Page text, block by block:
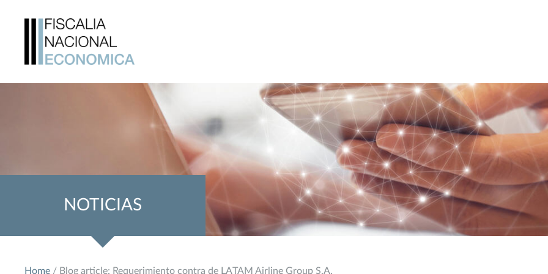
NOTICIAS
Home / Blog article: Requerimiento contra de LATAM Airline Group S.A.